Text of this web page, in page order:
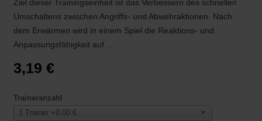
Ziel dieser Trainingseinheit ist das Verbessern des schnellen
Umschaltens zwischen Angriffs- und Abwehraktionen. Nach
dem Erwärmen wird in einem Spiel die Reaktions- und
Anpassungsfähigkeit auf ...
3,19 €
Traineranzahl
1 Trainer +0,00 €